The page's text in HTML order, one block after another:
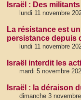
Israël : Des
lundi 11 novembre
La résistance est
persistance depuis
lundi 11 novembre
Israël interdit les
mardi 5 novembre
Israël : la déraison
dimanche 3